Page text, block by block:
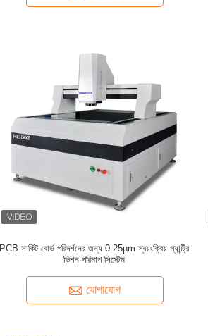
PCB সার্কিট বোর্ড পরিদর্শনের জন্য 0.25µm স্বয়ংক্রিয় গ্যান্ট্রি
ভিশন পরিমাপ সিস্টেম
যোগাযোগ